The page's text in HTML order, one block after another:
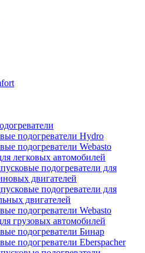
подогреватели Hydro
подогреватели Webasto
легковых автомобилей
подогреватели для
двигателей
подогреватели для
двигателей
подогреватели Webasto
грузовых автомобилей
подогреватели Бинар
подогреватели Eberspacher